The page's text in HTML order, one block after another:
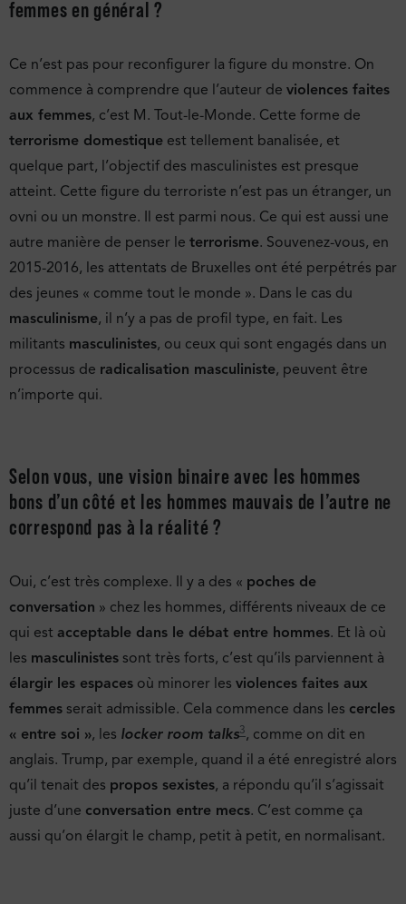
femmes en général ?
Ce n’est pas pour reconfigurer la figure du monstre. On
commence à comprendre que l’auteur de violences faites
aux femmes, c’est M. Tout-le-Monde. Cette forme de
terrorisme domestique est tellement banalisée, et
quelque part, l’objectif des masculinistes est presque
atteint. Cette figure du terroriste n’est pas un étranger, un
ovni ou un monstre. Il est parmi nous. Ce qui est aussi une
autre manière de penser le terrorisme. Souvenez-vous, en
2015-2016, les attentats de Bruxelles ont été perpétrés par
des jeunes « comme tout le monde ». Dans le cas du
masculinisme, il n’y a pas de profil type, en fait. Les
militants masculinistes, ou ceux qui sont engagés dans un
processus de radicalisation masculiniste, peuvent être
n’importe qui.
Selon vous, une vision binaire avec les hommes
bons d’un côté et les hommes mauvais de l’autre ne
correspond pas à la réalité ?
Oui, c’est très complexe. Il y a des « poches de
conversation » chez les hommes, différents niveaux de ce
qui est acceptable dans le débat entre hommes. Et là où
les masculinistes sont très forts, c’est qu’ils parviennent à
élargir les espaces où minorer les violences faites aux
femmes serait admissible. Cela commence dans les cercles
« entre soi », les locker room talks3, comme on dit en
anglais. Trump, par exemple, quand il a été enregistré alors
qu’il tenait des propos sexistes, a répondu qu’il s’agissait
juste d’une conversation entre mecs. C’est comme ça
aussi qu’on élargit le champ, petit à petit, en normalisant.